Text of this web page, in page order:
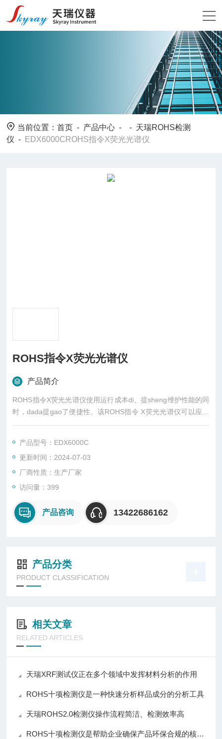
当前位置：首页 - 产品中心 - - 天瑞ROHS检测
仪 - EDX6000CROHS指令X荧光光谱仪
ROHS指令X荧光光谱仪
产品简介
ROHS指令X荧光光谱仪使用运行成本di、提sheng维护性能的同
时，dada提gao了便捷性。该ROHS指令 X荧光光谱仪可以应对
从RoHS/ELV 指令/玩具指令等的guankongfaguixianzhi的产品管
产品型号：EDX6000C
更新时间：2024-07-03
厂商性质：生产厂家
访问量：399
产品咨询 13422686162
产品分类
PRODUCT CLASSIFICATION
相关文章
RELATED ARTICLES
天瑞XRF测试仪正在多个领域中发挥材料分析的作用
ROHS十项检测仪是一种快速分析样品成分的分析工具
天瑞ROHS2.0检测仪操作流程简洁、检测效率高
ROHS十项检测仪是帮助企业确保产品环保合规的核心仪器